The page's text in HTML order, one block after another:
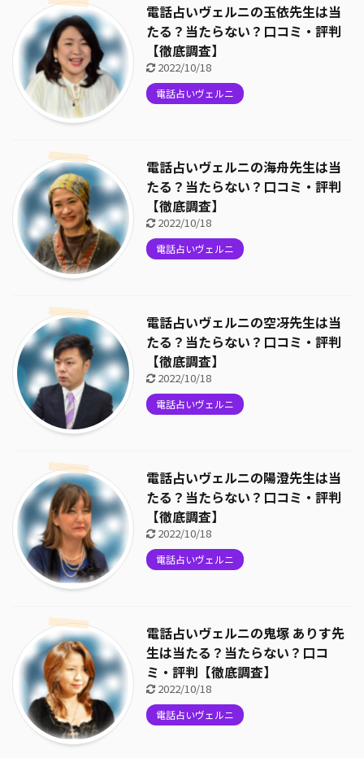
電話占いヴェルニの玉依先生は当
たる？当たらない？口コミ・評判
【徹底調査】
2022/10/18
電話占いヴェルニ
電話占いヴェルニの海舟先生は当
たる？当たらない？口コミ・評判
【徹底調査】
2022/10/18
電話占いヴェルニ
電話占いヴェルニの空冴先生は当
たる？当たらない？口コミ・評判
【徹底調査】
2022/10/18
電話占いヴェルニ
電話占いヴェルニの陽澄先生は当
たる？当たらない？口コミ・評判
【徹底調査】
2022/10/18
電話占いヴェルニ
電話占いヴェルニの鬼塚 ありす先
生は当たる？当たらない？口コ
ミ・評判【徹底調査】
2022/10/18
電話占いヴェルニ